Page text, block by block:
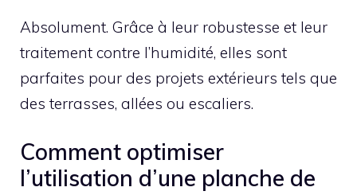
Absolument. Grâce à leur robustesse et leur
traitement contre l’humidité, elles sont
parfaites pour des projets extérieurs tels que
des terrasses, allées ou escaliers.
Comment optimiser
l’utilisation d’une planche de